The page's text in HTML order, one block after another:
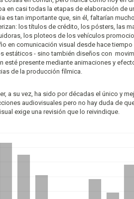
en casi todas la etapas de elaboración de
es tan importante que, sin él, faltarían
los títulos de crédito, los pósters, las
los ploteos de los vehículos
en comunicación visual desde hace
estáticos - sino también diseños con
esté presente mediante animaciones y
de la producción fílmica.
a su vez, ha sido por décadas el único y
audiovisuales pero no hay duda de
exige una revisión que lo reivindique.